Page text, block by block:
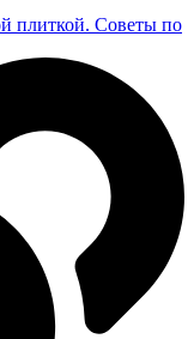
плиткой. Советы по